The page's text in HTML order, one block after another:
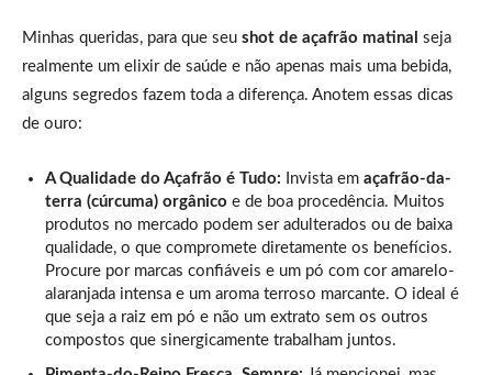
Minhas queridas, para que seu shot de açafrão matinal seja
realmente um elixir de saúde e não apenas mais uma bebida,
alguns segredos fazem toda a diferença. Anotem essas dicas
de ouro:
A Qualidade do Açafrão é Tudo: Invista em açafrão-da-
terra (cúrcuma) orgânico e de boa procedência. Muitos
produtos no mercado podem ser adulterados ou de baixa
qualidade, o que compromete diretamente os benefícios.
Procure por marcas confiáveis e um pó com cor amarelo-
alaranjada intensa e um aroma terroso marcante. O ideal é
que seja a raiz em pó e não um extrato sem os outros
compostos que sinergicamente trabalham juntos.